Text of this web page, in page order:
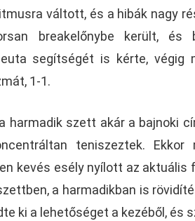
váltott, és a hibák nagy
breakelőnybe került,
segítségét is kérte, végig
1-1.
harmadik szett akár a bajnoki
teniszeztek.
kevés esély nyílott az aktuális
a harmadikban is
ki a lehetőséget a kezéből, és